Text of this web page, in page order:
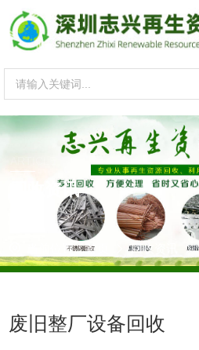
回收资讯
当前位置：首页 回收资讯
废旧整厂设备回收